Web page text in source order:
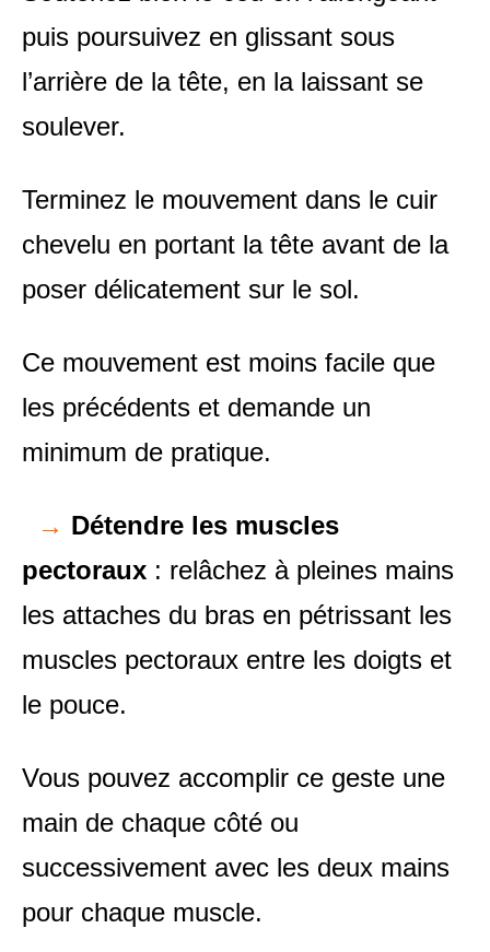
puis poursuivez en glissant sous
l’arrière de la tête, en la laissant se
soulever.
Terminez le mouvement dans le cuir
chevelu en portant la tête avant de la
poser délicatement sur le sol.
Ce mouvement est moins facile que
les précédents et demande un
minimum de pratique.
→ Détendre les muscles
pectoraux : relâchez à pleines mains
les attaches du bras en pétrissant les
muscles pectoraux entre les doigts et
le pouce.
Vous pouvez accomplir ce geste une
main de chaque côté ou
successivement avec les deux mains
pour chaque muscle.